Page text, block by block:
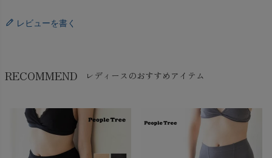
レビューを書く
RECOMMEND レディースのおすすめアイテム